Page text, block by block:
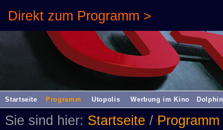
Direkt zum Programm >
Startseite Programm Utopolis Werbung im Kino
Sie sind hier: Startseite / Programm